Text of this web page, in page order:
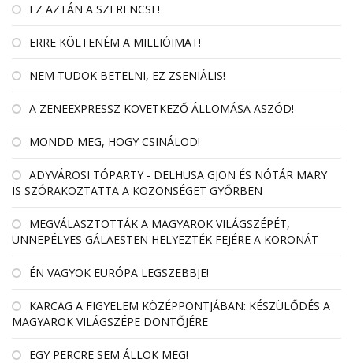
EZ AZTÁN A SZERENCSE!
ERRE KÖLTENÉM A MILLIÓIMAT!
NEM TUDOK BETELNI, EZ ZSENIÁLIS!
A ZENEEXPRESSZ KÖVETKEZŐ ÁLLOMÁSA ASZÓD!
MONDD MEG, HOGY CSINÁLOD!
ADYVÁROSI TÓPARTY - DELHUSA GJON ÉS NÓTÁR MARY
IS SZÓRAKOZTATTA A KÖZÖNSÉGET GYŐRBEN
MEGVÁLASZTOTTÁK A MAGYAROK VILÁGSZÉPÉT,
ÜNNEPÉLYES GÁLAESTEN HELYEZTÉK FEJÉRE A KORONÁT
ÉN VAGYOK EURÓPA LEGSZEBBJE!
KARCAG A FIGYELEM KÖZÉPPONTJÁBAN: KÉSZÜLŐDÉS A
MAGYAROK VILÁGSZÉPE DÖNTŐJÉRE
EGY PERCRE SEM ÁLLOK MEG!